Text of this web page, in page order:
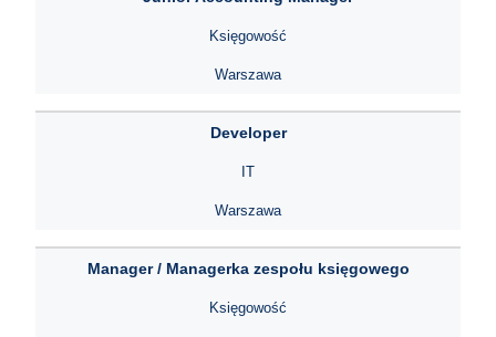
Księgowość
Warszawa
Developer
IT
Warszawa
Manager / Managerka zespołu księgowego
Księgowość